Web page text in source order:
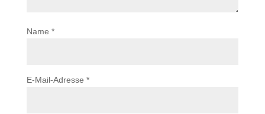
Name *
E-Mail-Adresse *